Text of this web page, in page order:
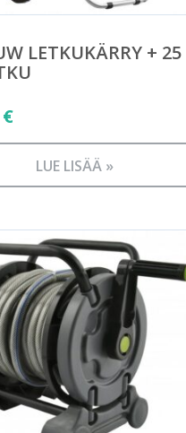
LETKUKÄRRY + 25
€
LUE LISÄÄ »